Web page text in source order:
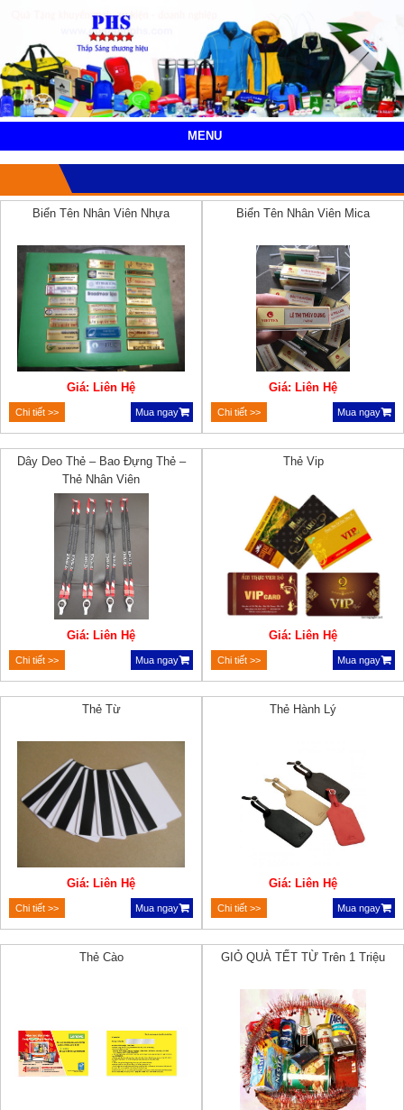
MENU
Biển Tên Nhân Viên Nhựa
Giá: Liên Hệ
Chi tiết >> Mua ngay
Biển Tên Nhân Viên Mica
Giá: Liên Hệ
Chi tiết >> Mua ngay
Dây Deo Thẻ – Bao Đựng Thẻ –
Thẻ Nhân Viên
Giá: Liên Hệ
Chi tiết >> Mua ngay
Thẻ Vip
Giá: Liên Hệ
Chi tiết >> Mua ngay
Thẻ Từ
Giá: Liên Hệ
Chi tiết >> Mua ngay
Thẻ Hành Lý
Giá: Liên Hệ
Chi tiết >> Mua ngay
Thẻ Cào GIỎ QUÀ TẾT TỪ Trên 1 Triệu